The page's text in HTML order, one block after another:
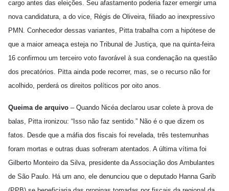
cargo antes das eleições. Seu afastamento poderia fazer emergir uma
nova candidatura, a do vice, Régis de Oliveira, filiado ao inexpressivo
PMN. Conhecedor dessas variantes, Pitta trabalha com a hipótese de
que a maior ameaça esteja no Tribunal de Justiça, que na quinta-feira
16 confirmou um terceiro voto favorável à sua condenação na questão
dos precatórios. Pitta ainda pode recorrer, mas, se o recurso não for
acolhido, perderá os direitos políticos por oito anos.
Queima de arquivo – Quando Nicéa declarou usar colete à prova de
balas, Pitta ironizou: “Isso não faz sentido.” Não é o que dizem os
fatos. Desde que a máfia dos fiscais foi revelada, três testemunhas
foram mortas e outras duas sofreram atentados. A última vítima foi
Gilberto Monteiro da Silva, presidente da Associação dos Ambulantes
de São Paulo. Há um ano, ele denunciou que o deputado Hanna Garib